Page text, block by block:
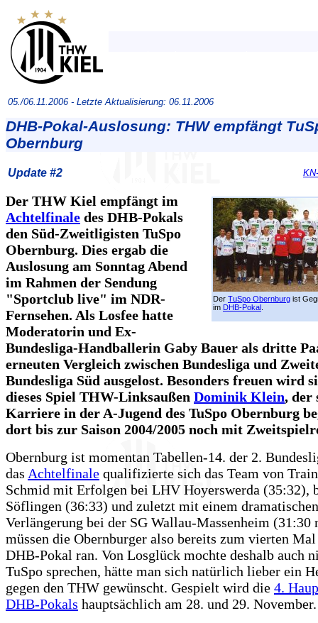
05./06.11.2006 - Letzte Aktualisierung: 06.11.2006
DHB-Pokal-Auslosung: THW empfängt
Obernburg
Update #2
Der TuSpo Obernburg ist
im DHB-Pokal
Der THW Kiel empfängt im
Achtelfinale des DHB-Pokals
den Süd-Zweitligisten TuSpo
Obernburg. Dies ergab die
Auslosung am Sonntag Abend
im Rahmen der Sendung
"Sportclub live" im NDR-
Fernsehen. Als Losfee hatte
Moderatorin und Ex-
Bundesliga-Handballerin Gaby Bauer als dritte
erneuten Vergleich zwischen Bundesliga und
Bundesliga Süd ausgelost. Besonders freuen wird
dieses Spiel THW-Linksaußen Dominik Klein, der
Karriere in der A-Jugend des TuSpo Obernburg
dort bis zur Saison 2004/2005 noch mit
Obernburg ist momentan Tabellen-14. der 2.
das Achtelfinale qualifizierte sich das Team von
Schmid mit Erfolgen bei LHV Hoyerswerda (35:32),
Söflingen (36:33) und zuletzt mit einem
Verlängerung bei der SG Wallau-Massenheim (31:30
müssen die Obernburger also bereits zum vierten
DHB-Pokal ran. Von Losglück mochte deshalb auch
TuSpo sprechen, hätte man sich natürlich lieber ein
gegen den THW gewünscht. Gespielt wird die 4.
DHB-Pokals hauptsächlich am 28. und 29. November.